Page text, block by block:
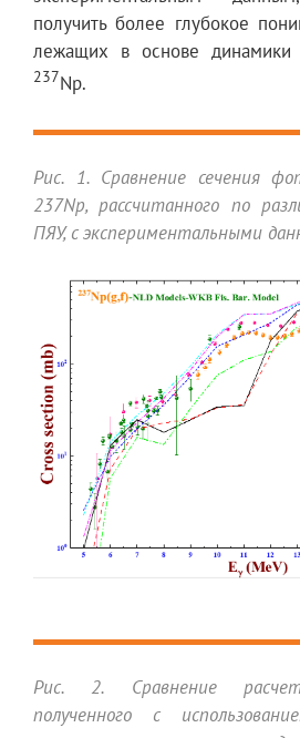
получить более глубокое
лежащих в основе динамики
237Np.
Рис. 1. Сравнение сечения
237Np, рассчитанного по
ПЯУ, с экспериментальными
Рис. 2. Сравнение
полученного с